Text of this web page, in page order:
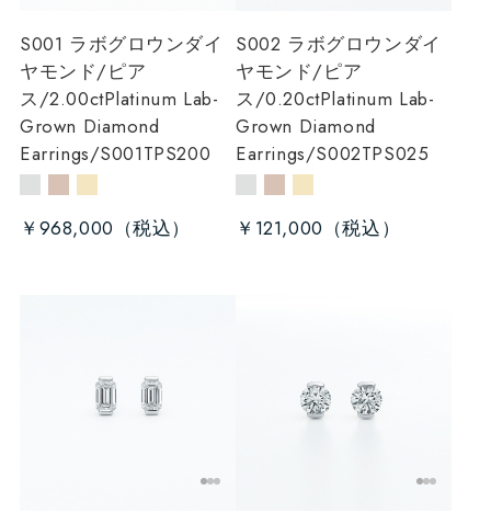
S001 ラボグロウンダイ
ヤモンド/ピア
ス/2.00ctPlatinum Lab-
Grown Diamond
Earrings/S001TPS200
￥968,000
S002 ラボグロウンダイ
ヤモンド/ピア
ス/0.20ctPlatinum Lab-
Grown Diamond
Earrings/S002TPS025
￥121,000